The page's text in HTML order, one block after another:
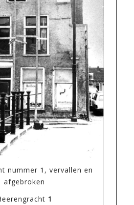
nummer 1, vervallen en
afgebroken
1